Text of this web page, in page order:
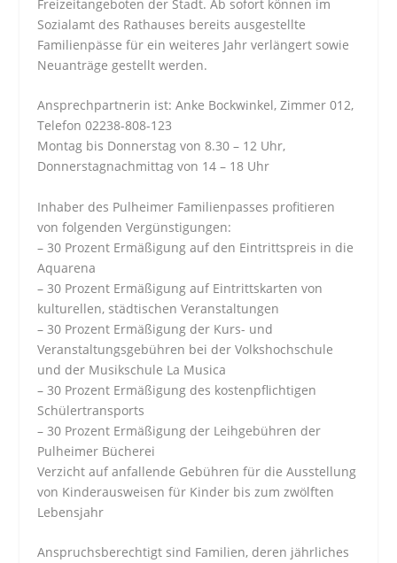
Freizeitangeboten der Stadt. Ab sofort können im
Sozialamt des Rathauses bereits ausgestellte
Familienpässe für ein weiteres Jahr verlängert sowie
Neuanträge gestellt werden.
Ansprechpartnerin ist: Anke Bockwinkel, Zimmer 012,
Telefon 02238-808-123
Montag bis Donnerstag von 8.30 – 12 Uhr,
Donnerstagnachmittag von 14 – 18 Uhr
Inhaber des Pulheimer Familienpasses profitieren
von folgenden Vergünstigungen:
– 30 Prozent Ermäßigung auf den Eintrittspreis in die
Aquarena
– 30 Prozent Ermäßigung auf Eintrittskarten von
kulturellen, städtischen Veranstaltungen
– 30 Prozent Ermäßigung der Kurs- und
Veranstaltungsgebühren bei der Volkshochschule
und der Musikschule La Musica
– 30 Prozent Ermäßigung des kostenpflichtigen
Schülertransports
– 30 Prozent Ermäßigung der Leihgebühren der
Pulheimer Bücherei
Verzicht auf anfallende Gebühren für die Ausstellung
von Kinderausweisen für Kinder bis zum zwölften
Lebensjahr
Anspruchsberechtigt sind Familien, deren jährliches